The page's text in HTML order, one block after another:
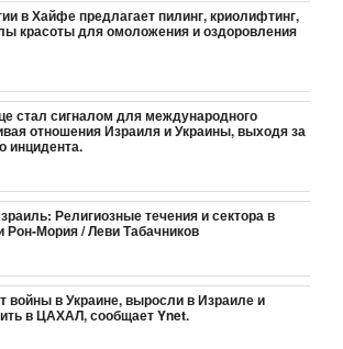
в Хайфе предлагает пилинг, криолифтинг,
красоты для омоложения и оздоровления
стал сигналом для международного
отношения Израиля и Украины, выходя за
инцидента.
Религиозные течения и сектора в
Мория / Леви Табачников
войны в Украине, выросли в Израиле и
в ЦАХАЛ, сообщает Ynet.